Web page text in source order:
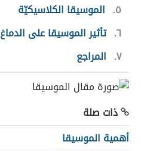
٥
الموسيقا الكلاسيكيّة
٦ تأثير الموسيقا على الدماغ
٧ المراجع
ذات صلة
أهمية الموسيقا